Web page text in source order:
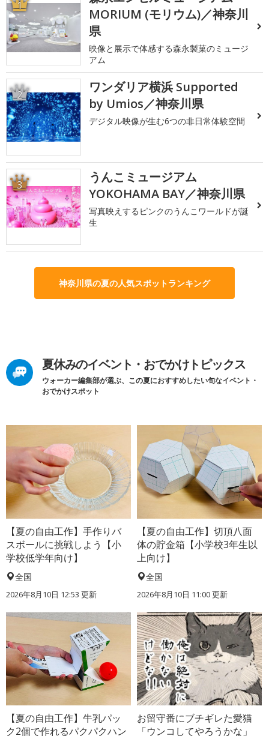
1
MORIUM (モリウム)／神奈川
県
映像と展示で体感する森永製菓のミュージ
アム
2
ワンダリア横浜 Supported
by Umios／神奈川県
デジタル映像が生む6つの非日常体験空間
3
うんこミュージアム
YOKOHAMA BAY／神奈川県
写真映えするピンクのうんこワールドが誕
生
神奈川県の夏の人気スポットランキング
夏休みのイベント・おでかけトピックス
ウォーカー編集部が選ぶ、この夏におすすめしたい旬なイベント・
おでかけスポット
【夏の自由工作】手作りバ
スボールに挑戦しよう【小
学校低学年向け】
全国
2026年8月10日 12:53 更新
【夏の自由工作】切頂八面
体の貯金箱【小学校3年生以
上向け】
全国
2026年8月10日 11:00更新
【夏の自由工作】牛乳パッ
ク2個で作れるパクパクハン
お留守番にブチギレた愛猫
「ウンコしてやろうかな」